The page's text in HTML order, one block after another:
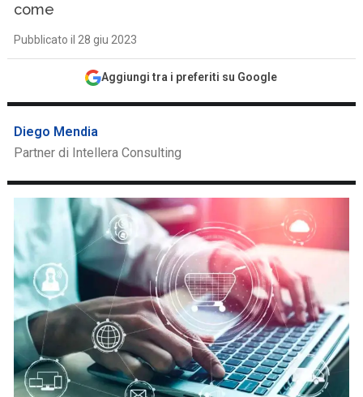
come
Pubblicato il 28 giu 2023
Aggiungi tra i preferiti su Google
Diego Mendia
Partner di Intellera Consulting